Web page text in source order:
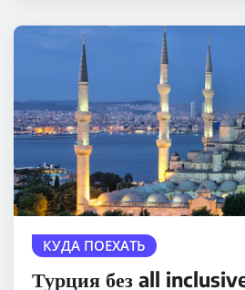
КУДА ПОЕХАТЬ
Турция без all